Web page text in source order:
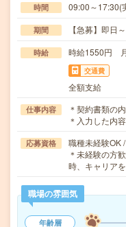
時間 09:00～
期間 【急募】即日
時給 時給1550円
交通費
全額支給
仕事内容
＊契約書類の
＊入力した内
応募資格
職種未経験OK
＊未経験の方
時、キャリア
職場の雰囲気
年齢層